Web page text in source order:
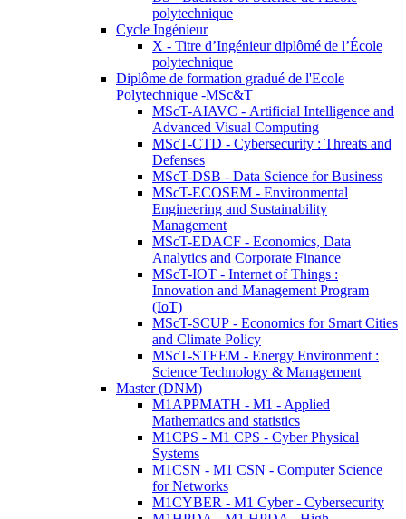
polytechnique
Cycle Ingénieur
X - Titre d’Ingénieur diplômé de l’École
polytechnique
Diplôme de formation gradué de l'Ecole
Polytechnique -MSc&T
MScT-AIAVC - Artificial Intelligence and
Advanced Visual Computing
MScT-CTD - Cybersecurity : Threats and
Defenses
MScT-DSB - Data Science for Business
MScT-ECOSEM - Environmental
Engineering and Sustainability
Management
MScT-EDACF - Economics, Data
Analytics and Corporate Finance
MScT-IOT - Internet of Things :
Innovation and Management Program
(IoT)
MScT-SCUP - Economics for Smart Cities
and Climate Policy
MScT-STEEM - Energy Environment :
Science Technology & Management
Master (DNM)
M1APPMATH - M1 - Applied
Mathematics and statistics
M1CPS - M1 CPS - Cyber Physical
Systems
M1CSN - M1 CSN - Computer Science
for Networks
M1CYBER - M1 Cyber - Cybersecurity